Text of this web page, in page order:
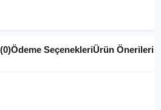
(0)Ödeme SeçenekleriÜrün Önerileri